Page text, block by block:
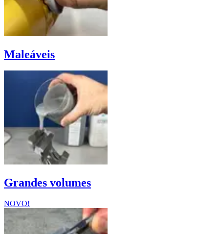
Maleáveis
Grandes volumes
NOVO!